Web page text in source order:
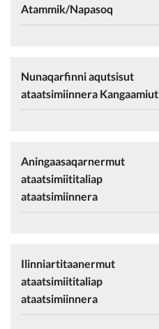
Atammik/Napasoq
Nunaqarfinni aqutsisut
ataatsimiinnera Kangaamiut
Aningaasaqarnermut
ataatsimiititaliap
ataatsimiinnera
Ilinniartitaanermut
ataatsimiititaliap
ataatsimiinnera